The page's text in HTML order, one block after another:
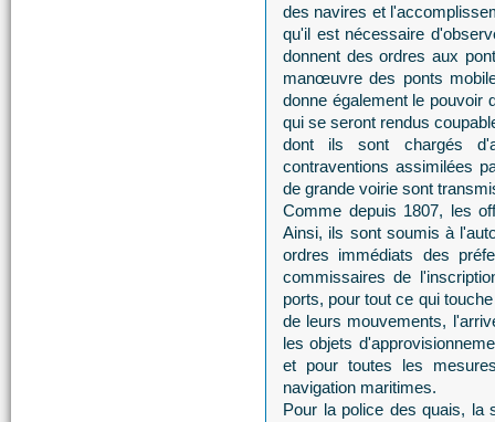
des navires et
qu'il est nécessaire
donnent des ordres aux
manœuvre des ponts
donne également le pouvoir
qui se seront rendus
dont ils sont chargés
contraventions assimilées
de grande voirie sont
Comme depuis 1807, les
Ainsi, ils sont soumis à
ordres immédiats des
commissaires de
ports, pour tout ce qui
de leurs mouvements,
les objets
et pour toutes les
navigation maritimes.
Pour la police des quais, la